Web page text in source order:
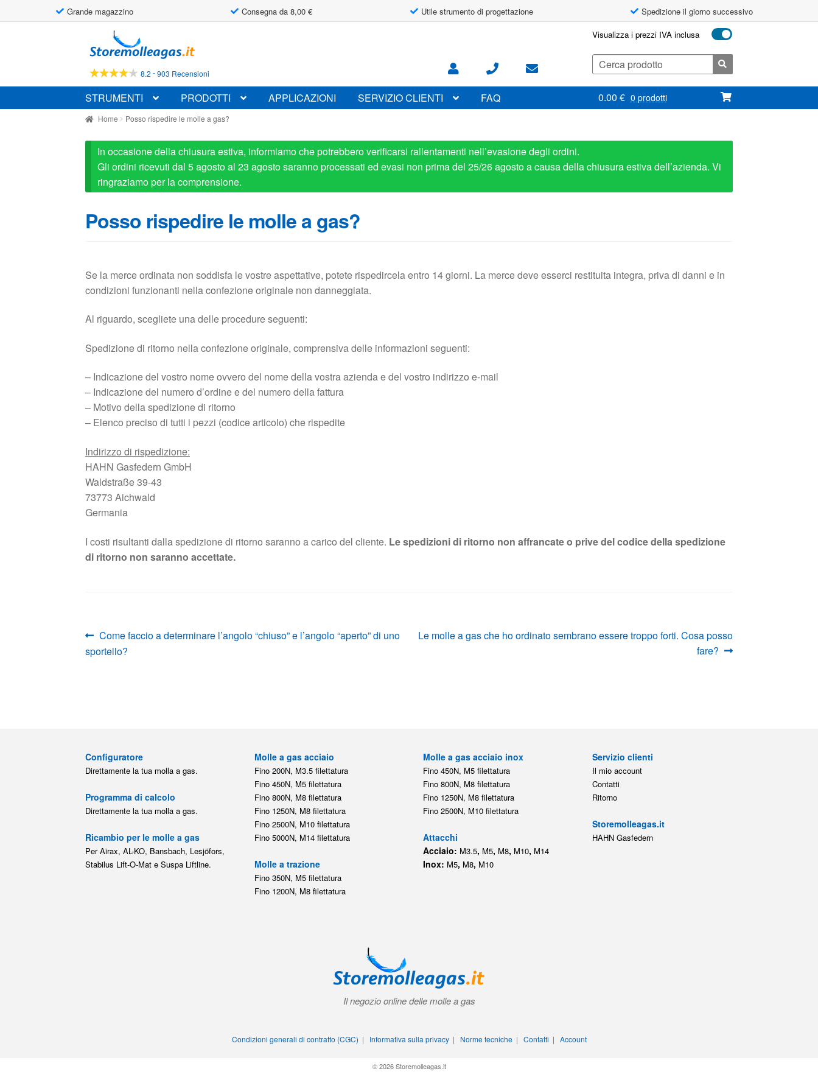
Grande magazzino Consegna da 8,00 € Utile strumento di progettazione Spedizione il giorno successivo
alla
navigazione
al
contenuto
8.2 -903 Recensioni
Visualizza i prezzi IVA inclusa
Cerca:
STRUMENTI PRODOTTI APPLICAZIONI SERVIZIO CLIENTI FAQ 0.00 € 0 prodotti
Home Posso rispedire le molle a gas?
In occasione della chiusura estiva, informiamo che potrebbero verificarsi rallentamenti nell’evasione degli ordini.
Gli ordini ricevuti dal 5 agosto al 23 agosto saranno processati ed evasi non prima del 25/26 agosto a causa della chiusura estiva dell’azienda. Vi
ringraziamo per la comprensione.
Posso rispedire le molle a gas?
Se la merce ordinata non soddisfa le vostre aspettative, potete rispedircela entro 14 giorni. La merce deve esserci restituita integra, priva di danni e in
condizioni funzionanti nella confezione originale non danneggiata.
Al riguardo, scegliete una delle procedure seguenti:
Spedizione di ritorno nella confezione originale, comprensiva delle informazioni seguenti:
– Indicazione del vostro nome ovvero del nome della vostra azienda e del vostro indirizzo e-mail
– Indicazione del numero d’ordine e del numero della fattura
– Motivo della spedizione di ritorno
– Elenco preciso di tutti i pezzi (codice articolo) che rispedite
Indirizzo di rispedizione:
HAHN Gasfedern GmbH
Waldstraße 39-43
73773 Aichwald
Germania
I costi risultanti dalla spedizione di ritorno saranno a carico del cliente. Le spedizioni di ritorno non affrancate o prive del codice della spedizione
di ritorno non saranno accettate.
Navigazione
articoli
Articolo
precedente:
Come faccio a determinare l’angolo “chiuso” e l’angolo “aperto” di uno
sportello?
Articolo
Le molle a gas che ho ordinato sembrano essere troppo forti. Cosa posso
fare?
Configuratore
Direttamente la tua molla a gas.
Programma di calcolo
Direttamente la tua molla a gas.
Ricambio per le molle a gas
Per Airax, AL-KO, Bansbach, Lesjöfors,
Stabilus Lift-O-Mat e Suspa Liftline.
Molle a gas acciaio
Fino 200N, M3.5 filettatura
Fino 450N, M5 filettatura
Fino 800N, M8 filettatura
Fino 1250N, M8 filettatura
Fino 2500N, M10 filettatura
Fino 5000N, M14 filettatura
Molle a trazione
Fino 350N, M5 filettatura
Fino 1200N, M8 filettatura
Molle a gas acciaio inox
Fino 450N, M5 filettatura
Fino 800N, M8 filettatura
Fino 1250N, M8 filettatura
Fino 2500N, M10 filettatura
Attacchi
Acciaio: M3.5, M5, M8, M10, M14
Inox: M5, M8, M10
Servizio clienti
Il mio account
Contatti
Ritorno
Storemolleagas.it
HAHN Gasfedern
Il negozio online delle molle a gas
Condizioni generali di contratto (CGC) | Informativa sulla privacy| Norme tecniche| Contatti | Account
© 2026 Storemolleagas.it